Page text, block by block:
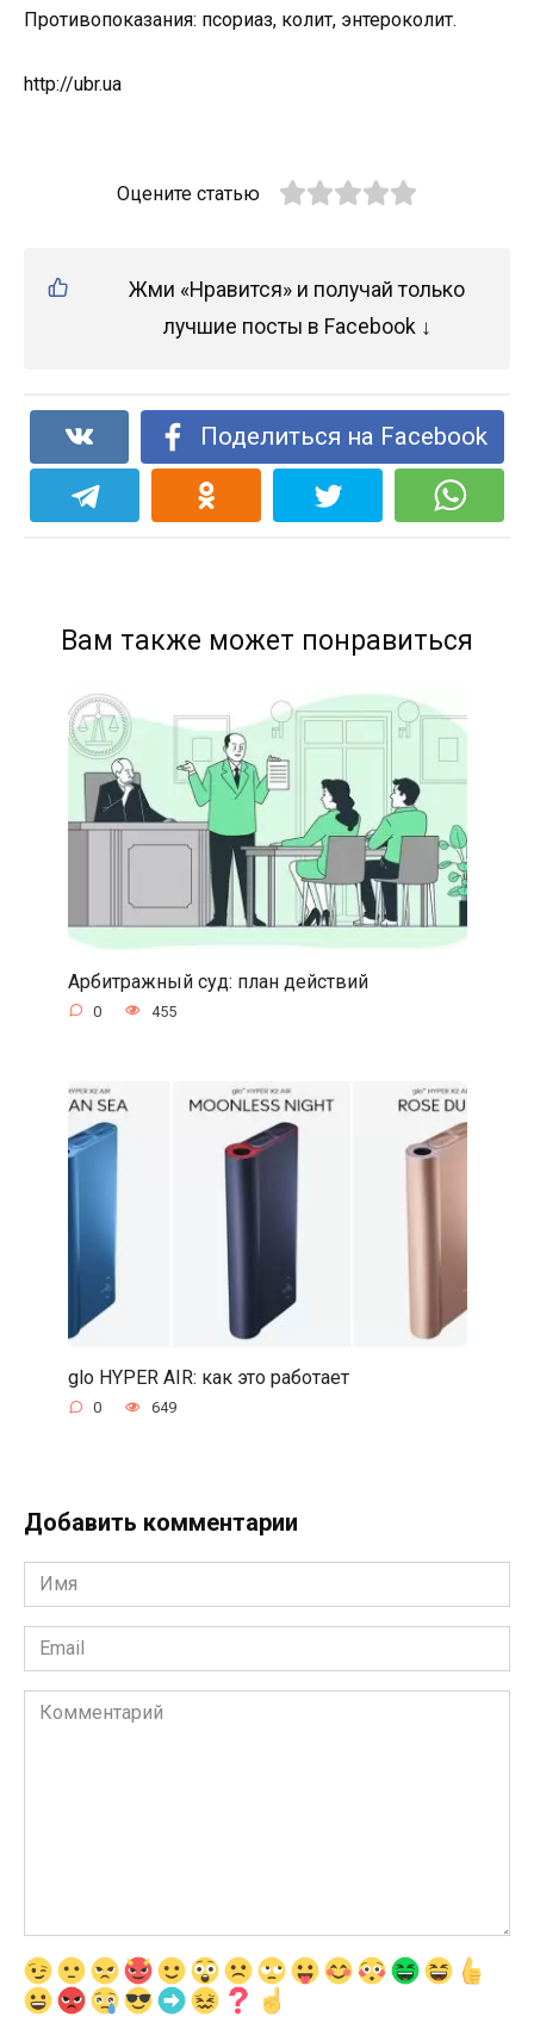
Противопоказания: псориаз, колит, энтероколит.
http://ubr.ua
Оцените статью
Жми «Нравится» и получай только
лучшие посты в Facebook ↓
Поделиться на Facebook
Вам также может понравиться
Арбитражный суд: план действий
0 455
glo HYPER AIR: как это работает
0 649
Добавить комментарии
Имя
*
Email
*
Комментарий